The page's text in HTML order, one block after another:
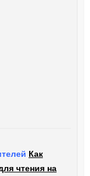
Как
чтения на